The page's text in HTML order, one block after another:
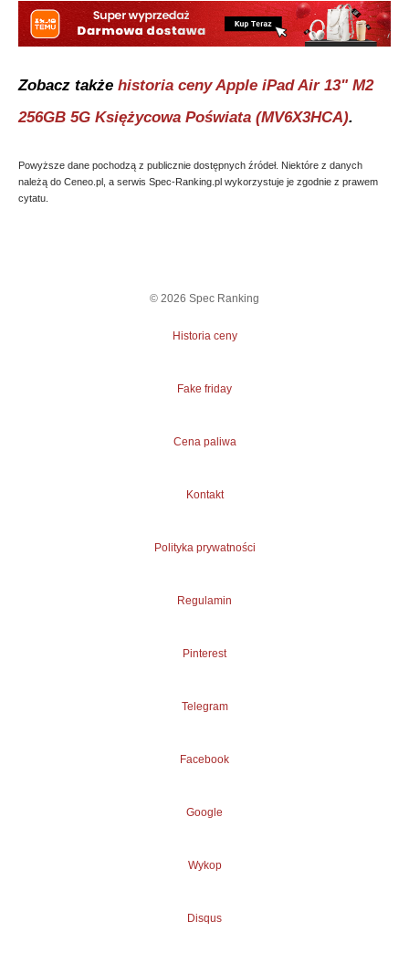
Zobacz także historia cenyApple iPad Air 13" M2
256GB 5G Księżycowa Poświata (MV6X3HCA).
Powyższe dane pochodzą z publicznie dostępnych źródeł. Niektóre z danych
należą do Ceneo.pl, a serwis Spec-Ranking.pl wykorzystuje je zgodnie z prawem
cytatu.
© 2026 Spec Ranking
Historia ceny
Fake friday
Cena paliwa
Kontakt
Polityka prywatności
Regulamin
Pinterest
Telegram
Facebook
Google
Wykop
Disqus